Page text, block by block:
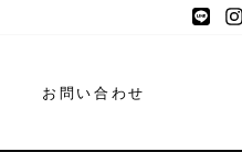
LINE
LINE
お問い合わせ